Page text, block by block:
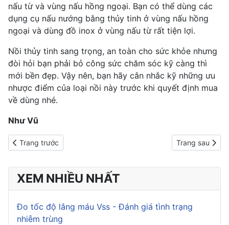
nấu từ và vùng nấu hồng ngoại. Bạn có thể dùng các
dụng cụ nấu nướng bằng thủy tinh ở vùng nấu hồng
ngoại và dùng đồ inox ở vùng nấu từ rất tiện lợi.
Nồi thủy tinh sang trọng, an toàn cho sức khỏe nhưng
đòi hỏi bạn phải bỏ công sức chăm sóc kỹ càng thì
mới bền đẹp. Vậy nên, bạn hãy cân nhắc kỹ những ưu
nhược điểm của loại nồi này trước khi quyết định mua
về dùng nhé.
Như Vũ
Previous article: Cách xào thịt bò mềm chuẩn vị đầu bếp
Trang trước Next article:
Trang sau
XEM NHIỀU NHẤT
Đo tốc độ lắng máu Vss - Đánh giá tình trạng
nhiễm trùng